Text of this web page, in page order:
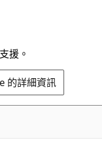
援。
的詳細資訊